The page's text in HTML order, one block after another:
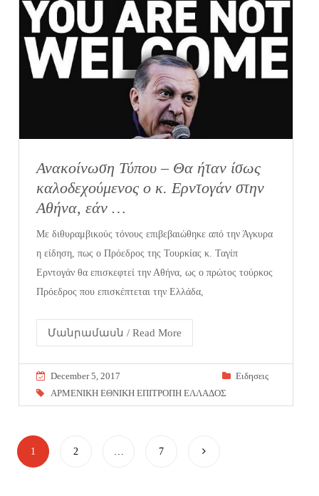
Ανακοίνωση Τύπου – Θα ήταν ίσως
καλοδεχούμενος ο κ. Ερντογάν στην
Αθήνα, εάν …
Με διθυραμβικούς τόνους επιβεβαιώθηκε από την Άγκυρα
η είδηση, πως ο Πρόεδρος της Τουρκίας κ. Ταγίπ
Ερντογάν θα επισκεφτεί την Αθήνα, ως ο πρώτος τούρκος
Πρόεδρος που επισκέπτεται την Ελλάδα,
Մանրամասն / Read More
December 5, 2017
Eιδησεις
ΑΡΜΕΝΙΚΗ ΕΘΝΙΚΗ ΕΠΙΤΡΟΠΗ ΕΛΛΑΔΟΣ
1 2 … 7